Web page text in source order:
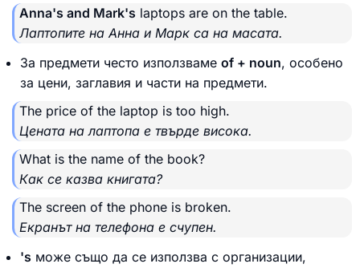
Anna's and Mark's laptops are on the table.
Лаптопите на Анна и Марк са на масата.
За предмети често използваме of + noun, особено
за цени, заглавия и части на предмети.
The price of the laptop is too high.
Цената на лаптопа е твърде висока.
What is the name of the book?
Как се казва книгата?
The screen of the phone is broken.
Екранът на телефона е счупен.
's може също да се използва с организации,